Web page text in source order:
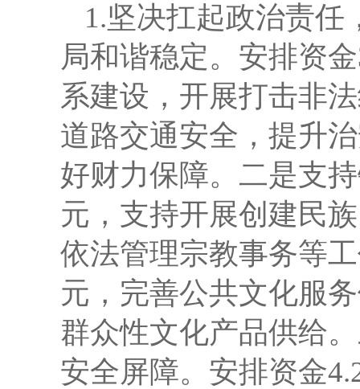
1.坚决扛起政治责任
局和谐稳定。 安排资金
系建设，开展打击非
道路交通安全，提升
好财力保障。 二是支
元，支持开展创建民
依法管理宗教事务等
元，完善公共文化服
群众性文化产品供给。
安全屏障。安排资金